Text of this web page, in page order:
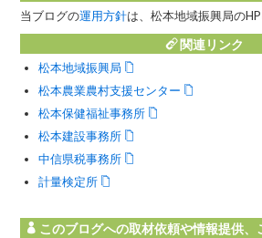
当ブログの運用方針は、松本地域振興局の
関連リンク
松本地域振興局
松本農業農村支援センター
松本保健福祉事務所
松本建設事務所
中信県税事務所
計量検定所
このブログへの取材依頼や情報提供、